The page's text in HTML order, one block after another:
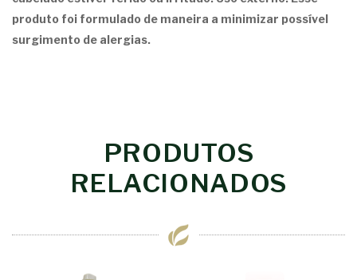
produto foi formulado de maneira a minimizar possível
surgimento de alergias.
PRODUTOS
RELACIONADOS